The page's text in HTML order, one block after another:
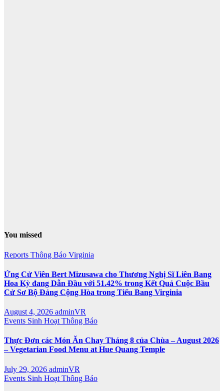
You missed
Reports Thông Báo Virginia
Ứng Cử Viên Bert Mizusawa cho Thương Nghị Sĩ Liên Bang
Hoa Kỳ đang Dẫn Đầu với 51.42% trong Kết Quả Cuộc Bầu
Cử Sơ Bộ Đảng Cộng Hòa trong Tiểu Bang Virginia
August 4, 2026 adminVR
Events Sinh Hoạt Thông Báo
Thực Đơn các Món Ăn Chay Tháng 8 của Chùa – August 2026
– Vegetarian Food Menu at Hue Quang Temple
July 29, 2026 adminVR
Events Sinh Hoạt Thông Báo